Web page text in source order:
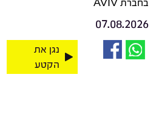
בחברת AVIV
07.08.2026
נגן את
הקטע